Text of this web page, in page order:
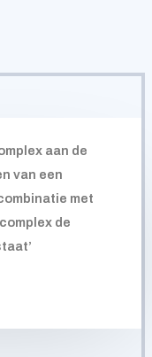
aan de
van een
met
de